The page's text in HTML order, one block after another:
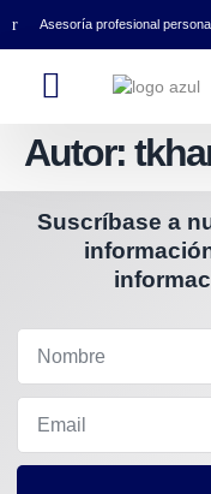
Asesoría profesional
Autor:
Suscríbase a